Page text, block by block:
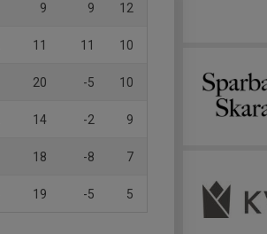
9 9 12
11 11 10
20 -5 10
14 -2 9
18 -8 7
19 -5 5